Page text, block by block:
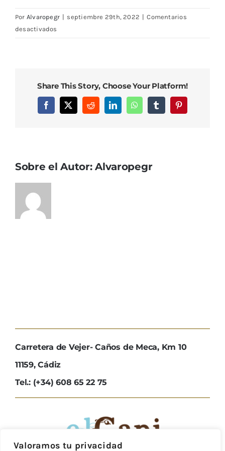
Valoramos tu privacidad
Por Alvaropegr | septiembre 29th, 2022 | Comentarios
desactivados
Share This Story, Choose Your Platform!
Facebook
X RedditLinkedInWhatsAppTumblrPinterest
Sobre el Autor:Alvaropegr
Carretera de Vejer- Caños de Meca, Km 10
11159, Cádiz
Tel.: (+34) 608 65 22 75